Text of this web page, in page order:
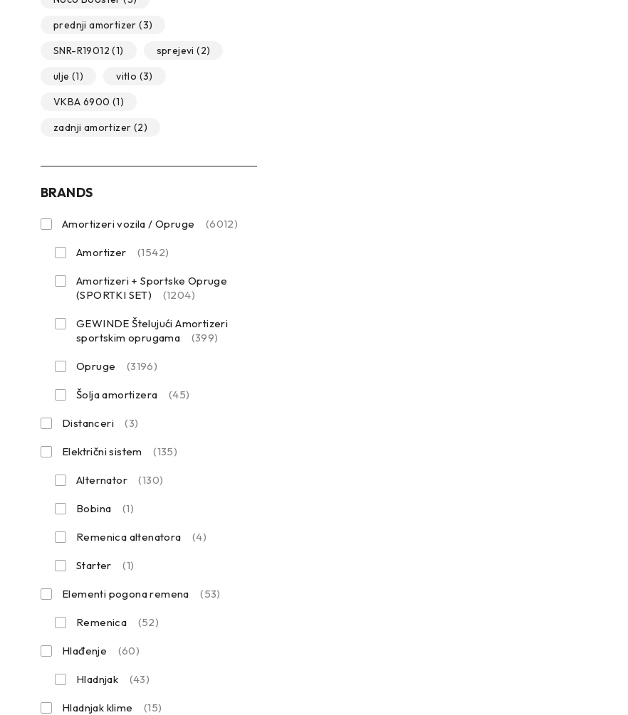
prednji amortizer (3)
SNR-R19012 (1) sprejevi (2)
ulje (1) vitlo (3)
VKBA 6900 (1)
zadnji amortizer (2)
BRANDS
Amortizeri vozila / Opruge (6012)
Amortizer (1542)
Amortizeri + Sportske Opruge
(SPORTKI SET)
(1204)
GEWINDE Štelujući Amortizeri
sportskim oprugama
(399)
Opruge (3196)
Šolja amortizera (45)
Distanceri (3)
Električni sistem (135)
Alternator (130)
Bobina (1)
Remenica altenatora (4)
Starter (1)
Elementi pogona remena (53)
Remenica (52)
Hlađenje (60)
Hladnjak (43)
Hladnjak klime (15)